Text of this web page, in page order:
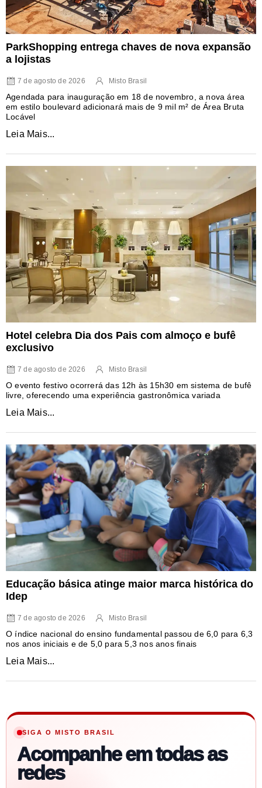
ParkShopping entrega chaves de nova expansão
a lojistas
7 de agosto de 2026 Misto Brasil
Agendada para inauguração em 18 de novembro, a nova área
em estilo boulevard adicionará mais de 9 mil m² de Área Bruta
Locável
Leia Mais...
Hotel celebra Dia dos Pais com almoço e bufê
exclusivo
7 de agosto de 2026 Misto Brasil
O evento festivo ocorrerá das 12h às 15h30 em sistema de bufê
livre, oferecendo uma experiência gastronômica variada
Leia Mais...
Educação básica atinge maior marca histórica do
Idep
7 de agosto de 2026 Misto Brasil
O índice nacional do ensino fundamental passou de 6,0 para 6,3
nos anos iniciais e de 5,0 para 5,3 nos anos finais
Leia Mais...
SIGA O MISTO BRASIL
Acompanhe em todas as
redes